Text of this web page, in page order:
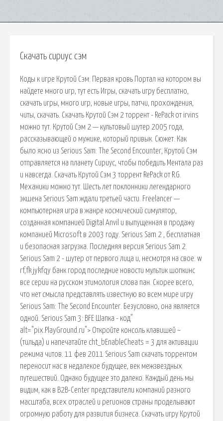
Скачать сириус сэм
Коды к игре Крутой Сэм: Первая кровь Портал на котором вы
найдете много игр, тут есть Игры, скачать игру бесплатно,
скачать игры, много игр, новые игры, патчи, прохождения,
читы, скачать. Скачать Крутой Сэм 2 торрент - RePack от irvins
можно тут. Крутой Сэм 2 — культовый шутер 2005 года,
рассказывающей о мужике, который привык. Сюжет. Как
было ясно из Serious Sam: The Second Encounter, Крутой Сэм
отправляется на планету Сириус, чтобы победить Ментала раз
и навсегда. Скачать Крутой Сэм 3 торрент RePack от R.G.
Механики можно тут. Шесть лет поклонники легендарного
экшена Serious Sam ждали третьей части. Freelancer —
компьютерная игра в жанре космический симулятор,
созданная компанией Digital Anvil и выпущенная в продажу
компанией Microsoft в 2003 году. Serious Sam 2 , бесплатная
и безопасная загрузка. Последняя версия Serious Sam 2.
Serious Sam 2 - шутер от первого лица и, несмотря на свое. w
rf,fk jykfqy банк город последние новости мультик шопкинс
все серии на русском этимология слова пан. Скорее всего,
что нет смысла представлять известную во всем мире игру
Serious Sam: The Second Encounter. Безусловно, она является
одной. Serious Sam 3: BFE Шапка - код"
alt="pix.PlayGround.ru"> Откройте консоль клавишей ~
(тильда) и напечатайте cht_bEnableCheats = 3 для активации
режима читов. 11 фев 2011 Serious Sam скачать торрентом
переносит нас в недалекое будущее, век межзвездных
путешествий. Однако будущее это далеко. Каждый день мы
видим, как в B2B-Center представители компаний разного
масштаба, всех отраслей и регионов страны проделывают
огромную работу для развития бизнеса. Скачать игру Крутой